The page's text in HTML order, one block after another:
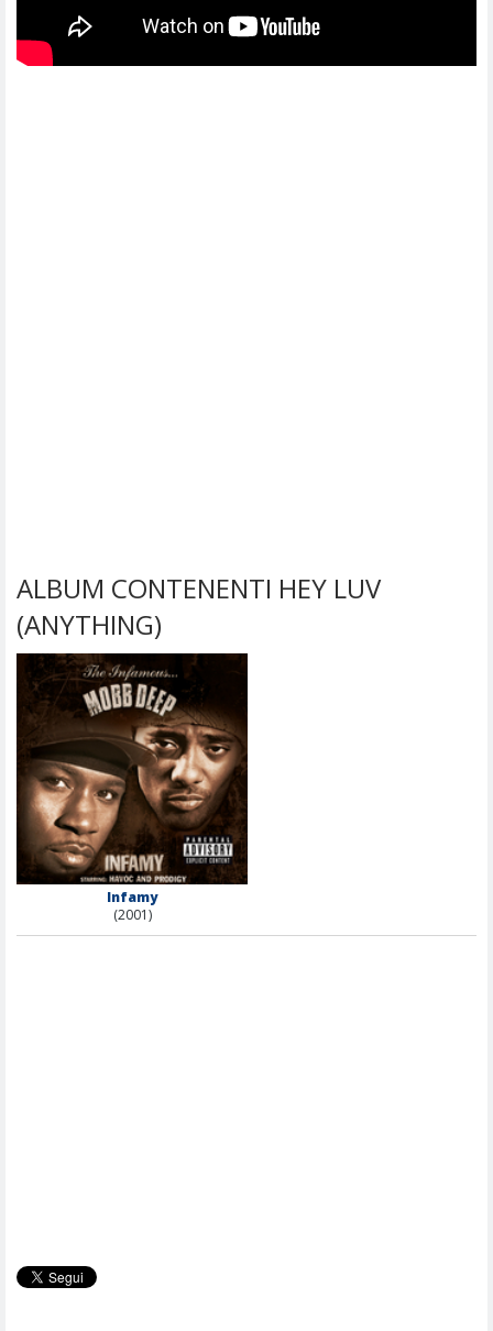
ALBUM CONTENENTI HEY LUV
(ANYTHING)
Infamy
(2001)